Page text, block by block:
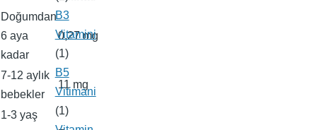
Doğumdan
6 aya
kadar
0,27 mg
7-12 aylık
bebekler
11 mg
1-3 yaş
B3
Vitamini
(1)
B5
Vitimani
(1)